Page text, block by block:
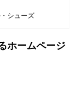
シューズ
ホームページ